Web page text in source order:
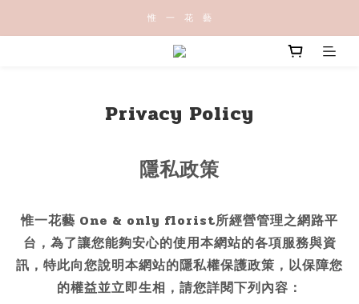
惟   一   花   藝
Privacy Policy
隱私政策
惟一花藝 One & only florist所經營管理之網路平
台，為了讓您能夠安心的使用本網站的各項服務與資
訊，特此向您說明本網站的隱私權保護政策，以保障您
的權益並立即生相，請您詳閱下列內容：